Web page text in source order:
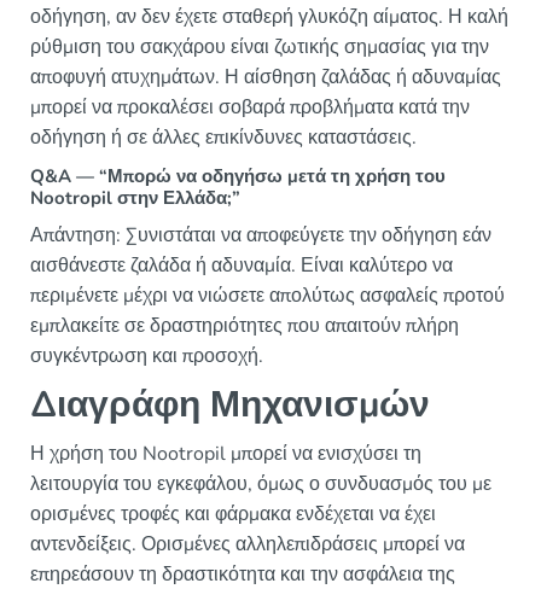
οδήγηση, αν δεν έχετε σταθερή γλυκόζη αίματος. Η καλή
ρύθμιση του σακχάρου είναι ζωτικής σημασίας για την
αποφυγή ατυχημάτων. Η αίσθηση ζαλάδας ή αδυναμίας
μπορεί να προκαλέσει σοβαρά προβλήματα κατά την
οδήγηση ή σε άλλες επικίνδυνες καταστάσεις.
Q&A — “Μπορώ να οδηγήσω μετά τη χρήση του
Nootropil στην Ελλάδα;”
Απάντηση: Συνιστάται να αποφεύγετε την οδήγηση εάν
αισθάνεστε ζαλάδα ή αδυναμία. Είναι καλύτερο να
περιμένετε μέχρι να νιώσετε απολύτως ασφαλείς προτού
εμπλακείτε σε δραστηριότητες που απαιτούν πλήρη
συγκέντρωση και προσοχή.
Διαγράφη Μηχανισμών
Η χρήση του Nootropil μπορεί να ενισχύσει τη
λειτουργία του εγκεφάλου, όμως ο συνδυασμός του με
ορισμένες τροφές και φάρμακα ενδέχεται να έχει
αντενδείξεις. Ορισμένες αλληλεπιδράσεις μπορεί να
επηρεάσουν τη δραστικότητα και την ασφάλεια της